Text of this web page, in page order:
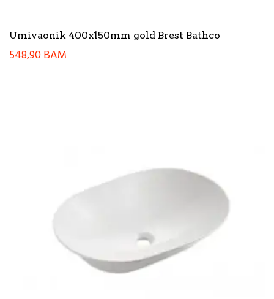
Umivaonik 400x150mm gold Brest Bathco
548,90BAM